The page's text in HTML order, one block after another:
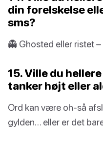
din forelskelse
sms?
👻 Ghosted eller ristet
15. Ville du
tanker højt eller
Ord kan være oh-så
gylden… eller er det